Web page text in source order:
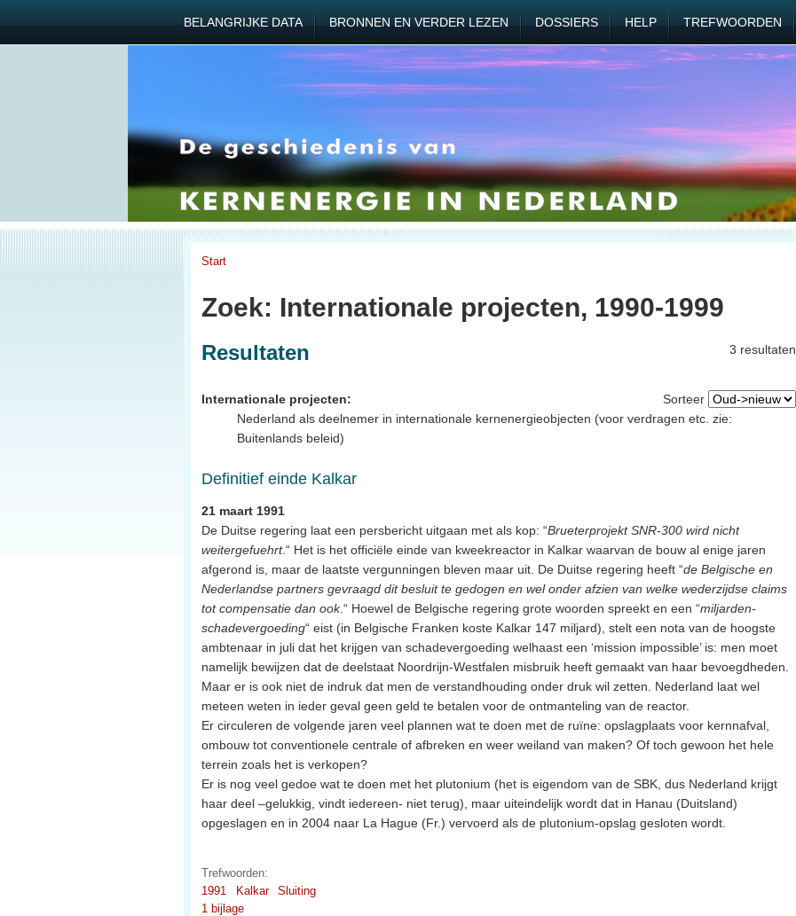
BELANGRIJKE DATA BRONNEN EN VERDER LEZEN DOSSIERS HELP TREFWOORDEN
Start
Zoek: Internationale projecten, 1990-1999
3 resultaten
Resultaten
Sorteer
Internationale projecten:
Nederland als deelnemer in internationale kernenergieobjecten (voor verdragen etc. zie:
Buitenlands beleid)
Definitief einde Kalkar
21 maart 1991
De Duitse regering laat een persbericht uitgaan met als kop: “Brueterprojekt SNR-300 wird nicht
weitergefuehrt.“ Het is het officiële einde van kweekreactor in Kalkar waarvan de bouw al enige jaren
afgerond is, maar de laatste vergunningen bleven maar uit. De Duitse regering heeft “de Belgische en
Nederlandse partners gevraagd dit besluit te gedogen en wel onder afzien van welke wederzijdse claims
tot compensatie dan ook.“ Hoewel de Belgische regering grote woorden spreekt en een “miljarden-
schadevergoeding“ eist (in Belgische Franken koste Kalkar 147 miljard), stelt een nota van de hoogste
ambtenaar in juli dat het krijgen van schadevergoeding welhaast een ‘mission impossible’ is: men moet
namelijk bewijzen dat de deelstaat Noordrijn-Westfalen misbruik heeft gemaakt van haar bevoegdheden.
Maar er is ook niet de indruk dat men de verstandhouding onder druk wil zetten. Nederland laat wel
meteen weten in ieder geval geen geld te betalen voor de ontmanteling van de reactor.
Er circuleren de volgende jaren veel plannen wat te doen met de ruïne: opslagplaats voor kernnafval,
ombouw tot conventionele centrale of afbreken en weer weiland van maken? Of toch gewoon het hele
terrein zoals het is verkopen?
Er is nog veel gedoe wat te doen met het plutonium (het is eigendom van de SBK, dus Nederland krijgt
haar deel –gelukkig, vindt iedereen- niet terug), maar uiteindelijk wordt dat in Hanau (Duitsland)
opgeslagen en in 2004 naar La Hague (Fr.) vervoerd als de plutonium-opslag gesloten wordt.
Trefwoorden:
1991
Kalkar
Sluiting
1 bijlage